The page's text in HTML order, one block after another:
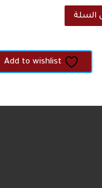
السلة
Add to wishlist